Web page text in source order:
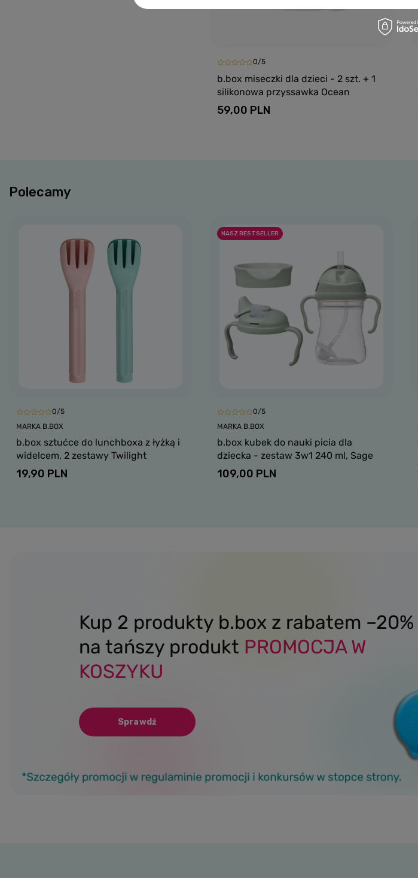
0/5
b.box miseczki dla dzieci - 2 szt. + 1
silikonowa przyssawka Ocean
59,00 PLN
Polecamy
0/5
MARKA B.BOX
b.box sztućce do lunchboxa z łyżką i
widelcem, 2 zestawy Twilight
19,90 PLN
NASZ BESTSELLER
0/5
MARKA B.BOX
b.box kubek do nauki picia dla
dziecka - zestaw 3w1 240 ml, Sage
109,00 PLN
Kup 2 produkty b.box z rabatem –20%
na tańszy produkt PROMOCJA W
KOSZYKU
Sprawdź